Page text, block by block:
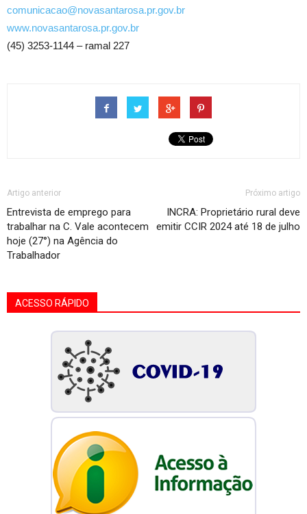
comunicacao@novasantarosa.pr.gov.br
www.novasantarosa.pr.gov.br
(45) 3253-1144 – ramal 227
Artigo anterior
Entrevista de emprego para
trabalhar na C. Vale acontecem
hoje (27°) na Agência do
Trabalhador
Próximo artigo
INCRA: Proprietário rural deve
emitir CCIR 2024 até 18 de julho
ACESSO RÁPIDO